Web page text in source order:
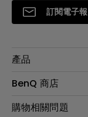
訂閱電子報
產品
大型液晶
投影機
BenQ 商店
最新產品與活動
購物相關問題